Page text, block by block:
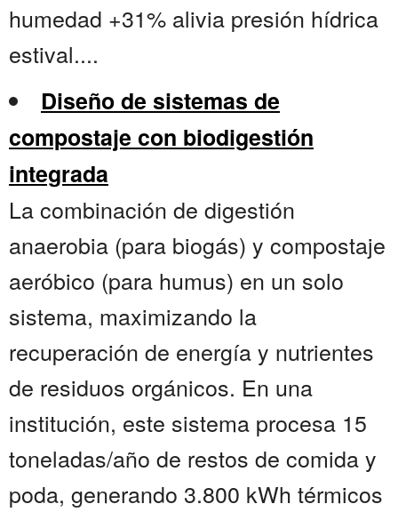
humedad +31% alivia presión hídrica
estival....
Diseño de sistemas de
compostaje con biodigestión
integrada
La combinación de digestión
anaerobia (para biogás) y compostaje
aeróbico (para humus) en un solo
sistema, maximizando la
recuperación de energía y nutrientes
de residuos orgánicos. En una
institución, este sistema procesa 15
toneladas/año de restos de comida y
poda, generando 3.800 kWh térmicos